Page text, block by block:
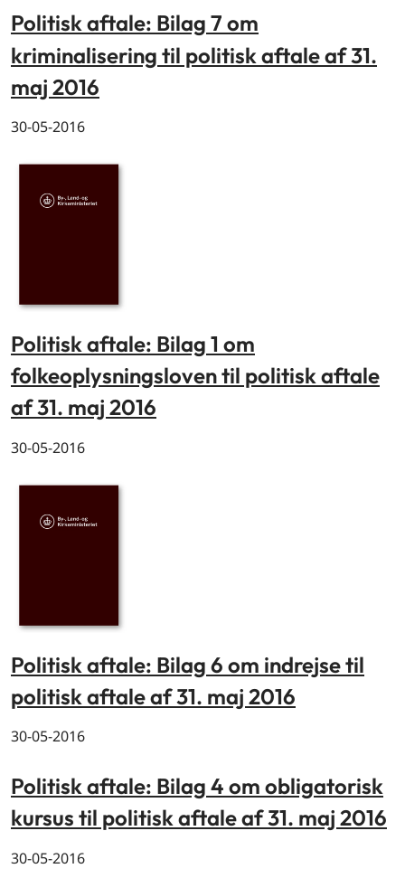
Politisk aftale: Bilag 7 om
kriminalisering til politisk aftale af 31.
maj 2016
30-05-2016
Politisk aftale: Bilag 1 om
folkeoplysningsloven til politisk aftale
af 31. maj 2016
30-05-2016
Politisk aftale: Bilag 6 om indrejse til
politisk aftale af 31. maj 2016
30-05-2016
Politisk aftale: Bilag 4 om obligatorisk
kursus til politisk aftale af 31. maj 2016
30-05-2016